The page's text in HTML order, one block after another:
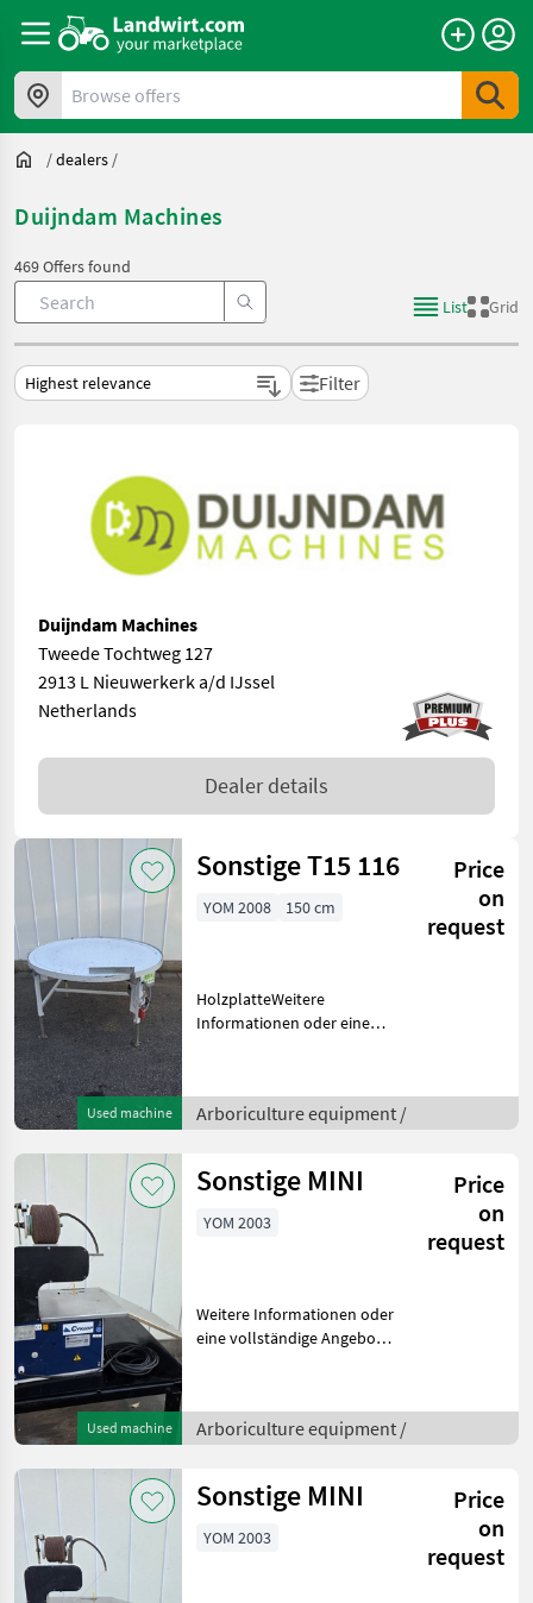
Browse offers
/dealers /
Duijndam Machines
469 Offers found
List
Grid
Filter
Duijndam Machines
Tweede Tochtweg 127
2913 L Nieuwerkerk a/d IJssel
Netherlands
Dealer details
Used machine
Sonstige T15 116
Price
on
request
YOM 2008 150 cm
HolzplatteWeitere
Informationen oder eine
schnell an auf unsere
Duijndam Machines
auch anruf
Arboriculture equipment /
Used machine
Sonstige MINI
Price
on
request
YOM 2003
Weitere Informationen oder
eine vollständige Angebot?
Duijndam Machines
Website! Sie können uns
Arboriculture equipment /
Sonstige MINI
Price
on
request
YOM 2003